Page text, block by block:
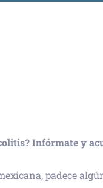
Infórmate y
padece